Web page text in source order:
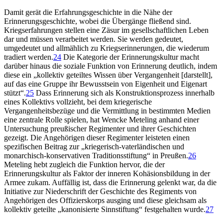
Damit gerät die Erfahrungsgeschichte in die Nähe der
Erinnerungsgeschichte, wobei die Übergänge fließend sind.
Kriegserfahrungen stellen eine Zäsur im gesellschaftlichen Leben
dar und müssen verarbeitet werden. Sie werden gedeutet,
umgedeutet und allmählich zu Kriegserinnerungen, die wiederum
tradiert werden.24 Die Kategorie der Erinnerungskultur macht
darüber hinaus die soziale Funktion von Erinnerung deutlich, indem
diese ein „kollektiv geteiltes Wissen über Vergangenheit [darstellt],
auf das eine Gruppe ihr Bewusstsein von Eigenheit und Eigenart
stützt“.25 Dass Erinnerung sich als Konstruktionsprozess innerhalb
eines Kollektivs vollzieht, bei dem kriegerische
Vergangenheitsbezüge und die Vermittlung in bestimmten Medien
eine zentrale Rolle spielen, hat Wencke Meteling anhand einer
Untersuchung preußischer Regimenter und ihrer Geschichten
gezeigt. Die Angehörigen dieser Regimenter leisteten einen
spezifischen Beitrag zur „kriegerisch-vaterländischen und
monarchisch-konservativen Traditionsstiftung“ in Preußen.26
Meteling hebt zugleich die Funktion hervor, die der
Erinnerungskultur als Faktor der inneren Kohäsionsbildung in der
Armee zukam. Auffällig ist, dass die Erinnerung gelenkt war, da die
Initiative zur Niederschrift der Geschichte des Regiments von
Angehörigen des Offizierskorps ausging und diese gleichsam als
kollektiv geteilte „kanonisierte Sinnstiftung“ festgehalten wurde.27